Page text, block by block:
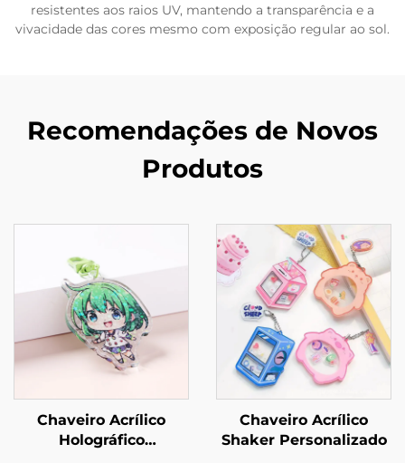
resistentes aos raios UV, mantendo a transparência e a
vivacidade das cores mesmo com exposição regular ao sol.
Recomendações de Novos
Produtos
Chaveiro Acrílico
Holográfico
Chaveiro Acrílico
Shaker Personalizado